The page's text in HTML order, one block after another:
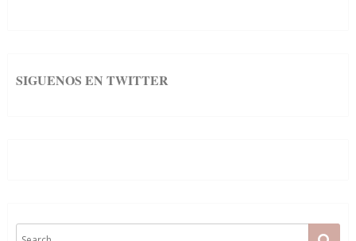
SIGUENOS EN TWITTER